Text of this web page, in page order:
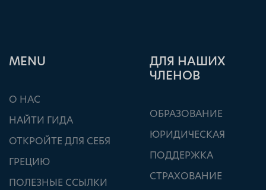
ΜΕΝU
О НАС
НАЙТИ ГИДА
ОТКРОЙТЕ ДЛЯ СЕБЯ
ГРЕЦИЮ
ПОЛЕЗНЫЕ ССЫЛКИ
ДЛЯ НАШИХ
ЧЛЕНОВ
ОБРАЗОВАНИЕ
ЮРИДИЧЕСКАЯ
ПОДДЕРЖКА
СТРАХОВАНИЕ